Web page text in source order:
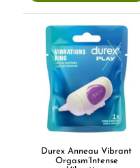
Durex Anneau Vibrant
Orgasm’Intense